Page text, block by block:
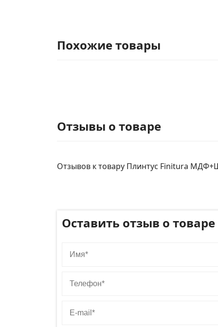
Похожие товары
Отзывы о товаре
Отзывов к товару Плинтус Finitura
Оставить отзыв о товаре